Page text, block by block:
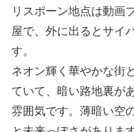
リスポーン地点は動画
屋で、外に出るとサイ
す。
ネオン輝く華やかな街
ていて、暗い路地裏が
雰囲気です。薄暗い空